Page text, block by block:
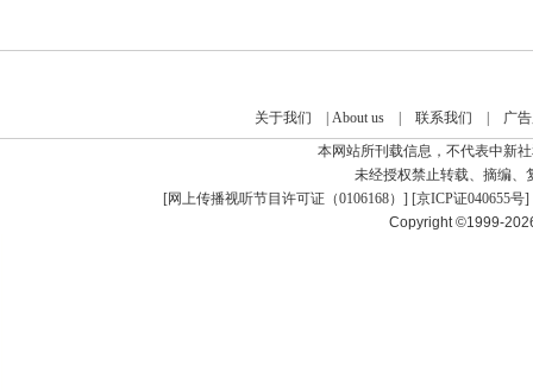
关于我们 About us| 联系我们
广
本网站所刊载信息，不代表中新
未经授权禁止转载、摘编、
[网上传播视听节目许可证（0106168） ] [京ICP证040655号]
Copyright ©1999-